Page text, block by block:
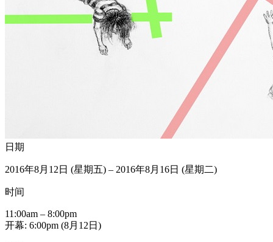
日期
2016年8月12日 (星期五) – 2016年8月16日 (星期二)
时间
11:00am – 8:00pm
开幕: 6:00pm (8月12日)